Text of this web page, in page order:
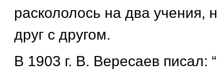
раскололось на два учения,
друг с другом.
В 1903 г. В. Вересаев писал: